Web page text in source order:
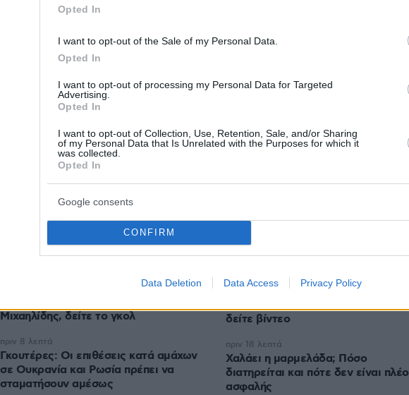
Opted In
I want to opt-out of the Sale of my Personal Data.
Opted In
I want to opt-out of processing my Personal Data for Targeted
Advertising.
Opted In
I want to opt-out of Collection, Use, Retention, Sale, and/or Sharing
of my Personal Data that Is Unrelated with the Purposes for which it
was collected.
Opted In
Google consents
CONFIRM
Data Deletion Data Access Privacy Policy
Ακολουθήστε τοprotothema.gr στο Google News
Δείτε όλες τις τελευταίες
ΡΟΗ ΕΙΔΗΣΕΩΝ
Παλεύει για την ισοφάριση ο
LIVE UPDATE πριν 6 λεπτά
Γκουτέρες: Οι επιθέσεις κατά αμάχων
σε Ουκρανία και Ρωσία πρέπει να
σταματήσουν αμέσως
πριν 8 λεπτά
Από τη Μύκονο στο Βατικανό: Ο
Μαθιου Μακκόναχι με τον Πάπα,
δείτε βίντεο
Χαλάει η μαρμελάδα; Πόσο
διατηρείται και πότε δεν είναι
ασφαλής
πριν 18 λεπτά